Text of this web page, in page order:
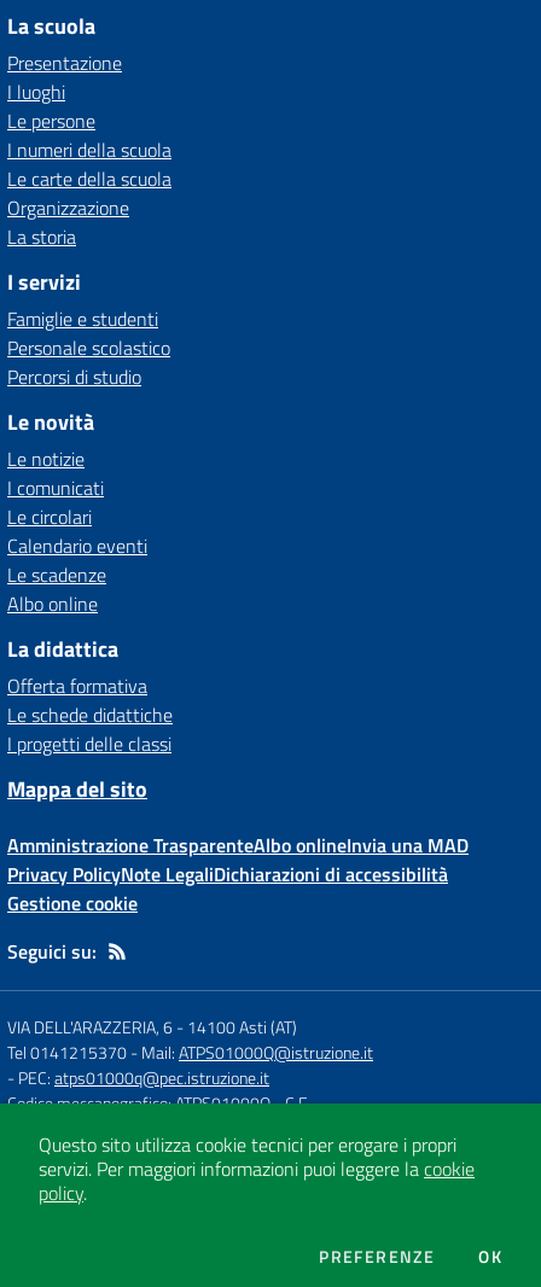
La scuola
Presentazione
I luoghi
Le persone
I numeri della scuola
Le carte della scuola
Organizzazione
La storia
I servizi
Famiglie e studenti
Personale scolastico
Percorsi di studio
Le novità
Le notizie
I comunicati
Le circolari
Calendario eventi
Le scadenze
Albo online
La didattica
Offerta formativa
Le schede didattiche
I progetti delle classi
Mappa del sito
Amministrazione TrasparenteAlbo onlineInvia una MAD
Privacy PolicyNote LegaliDichiarazioni di accessibilità
Gestione cookie
Seguici su:
VIA DELL'ARAZZERIA, 6-14100 Asti (AT)
Tel 0141215370- Mail:ATPS01000Q@istruzione.it
- PEC:atps01000q@pec.istruzione.it
Codice meccanografico: ATPS01000Q- C.F.
Concept & Design by
Designers Italia
Questo sito utilizza cookie tecnici per erogare i propri
servizi. Per maggiori informazioni puoi leggere lacookie
policy.
PREFERENZE DEI COOKIE
OK